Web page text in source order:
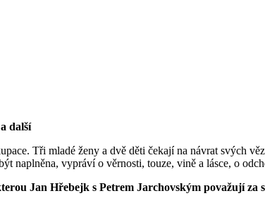
další
Tři mladé ženy a dvě děti čekají na návrat svých
naplněna, vypráví o věrnosti, touze, vině a lásce, o
Jan Hřebejk s Petrem Jarchovským považují za